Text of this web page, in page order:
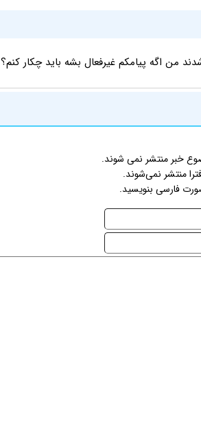
من اگه پیامکم غیرفعال بشه باید چکار کنم؟
خبر منتشر نمی شوند.
منتشر نمی‌شوند.
فارسی بنویسید.